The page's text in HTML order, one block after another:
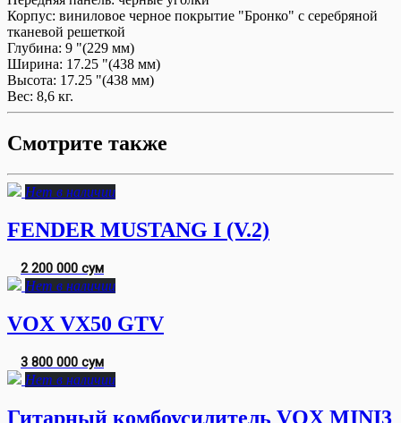
Корпус: виниловое черное покрытие "Бронко" с серебряной
тканевой решеткой
Глубина: 9 "(229 мм)
Ширина: 17.25 "(438 мм)
Высота: 17.25 "(438 мм)
Вес: 8,6 кг.
Смотрите также
Нет в наличии
FENDER MUSTANG I (V.2)
2 200 000 сум
Нет в наличии
VOX VX50 GTV
3 800 000 сум
Нет в наличии
Гитарный комбоусилитель VOX MINI3